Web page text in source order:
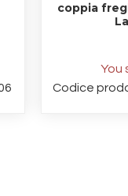
coppia
You
Codice